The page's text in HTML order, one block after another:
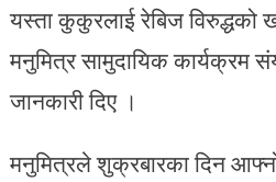
यस्ता कुकुरलाई रेबिज विरुद्धको
मनुमित्र सामुदायिक कार्यक्रम
जानकारी दिए ।
मनुमित्रले शुक्रबारका दिन